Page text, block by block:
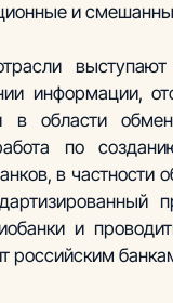
и
информации,
в области
по
в частности
и
российским